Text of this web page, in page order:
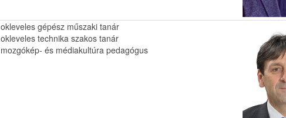
okleveles gépész műszaki tanár
okleveles technika szakos tanár
mozgókép- és médiakultúra pedagógus